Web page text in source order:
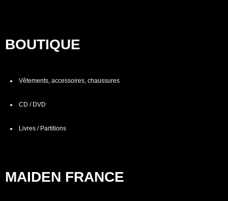
BOUTIQUE
Vêtements, accessoires, chaussures
CD / DVD
Livres / Partitions
MAIDEN FRANCE